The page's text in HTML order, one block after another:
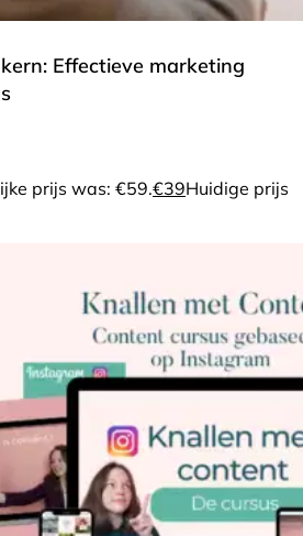
Effectieve marketing
prijs was: €59.€39Huidige prijs